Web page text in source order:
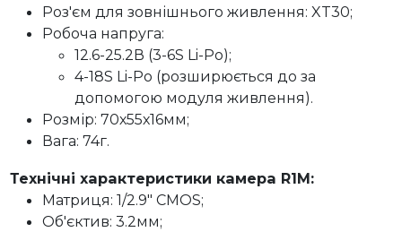
Роз'єм для зовнішнього живлення: XT30;
Робоча напруга:
12.6-25.2В (3-6S Li-Po);
4-18S Li-Po (розширюється до за
допомогою модуля живлення).
Розмір: 70х55х16мм;
Вага: 74г.
Технічні характеристики камера R1M:
Матриця: 1/2.9" CMOS;
Об'єктив: 3.2мм;